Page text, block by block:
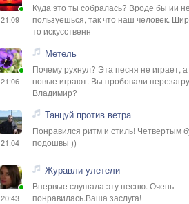
21:09
Куда это ты собралась? Вроде бы ии не
пользуешься, так что наш человек.
то искусственн
21:06
Метель
Почему рухнул? Эта песня не играет, а
новые играют. Вы пробовали
Владимир?
21:04
Танцуй против ветра
Понравился ритм и стиль! Четвертым
подошвы ))
20:43
Журавли улетели
Впервые слушала эту песню. Очень
понравилась.Ваша заслуга!